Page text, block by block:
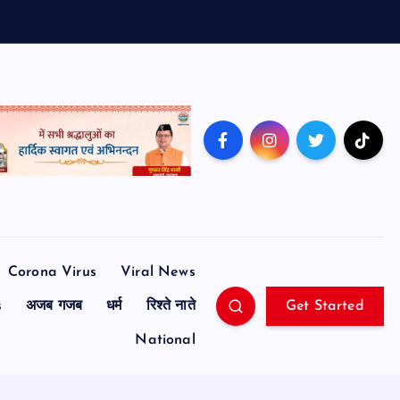
Corona Virus Viral News
अजब गजब धर्म रिश्ते नाते
National
Get Started